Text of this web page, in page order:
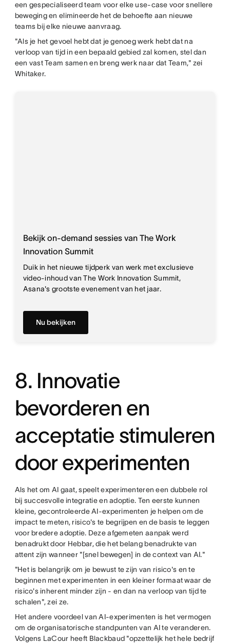
een gespecialiseerd team voor elke use-case voor snellere
beweging en elimineerde het de behoefte aan nieuwe
teams bij elke nieuwe aanvraag.
"Als je het gevoel hebt dat je genoeg werk hebt dat na
verloop van tijd in een bepaald gebied zal komen, stel dan
een vast Team samen en breng werk naar dat Team," zei
Whitaker.
Bekijk on-demand sessies van The Work
Innovation Summit
Duik in het nieuwe tijdperk van werk met exclusieve
video-inhoud van The Work Innovation Summit,
Asana's grootste evenement van het jaar.
Nu bekijken
8. Innovatie
bevorderen en
acceptatie stimuleren
door experimenten
Als het om AI gaat, speelt experimenteren een dubbele rol
bij succesvolle integratie en adoptie. Ten eerste kunnen
kleine, gecontroleerde AI-experimenten je helpen om de
impact te meten, risico's te begrijpen en de basis te leggen
voor bredere adoptie. Deze afgemeten aanpak werd
benadrukt door Hebbar, die het belang benadrukte van
attent zijn wanneer "[snel bewegen] in de context van AI."
"Het is belangrijk om je bewust te zijn van risico's en te
beginnen met experimenten in een kleiner formaat waar de
risico's inherent minder zijn - en dan na verloop van tijd te
schalen", zei ze.
Het andere voordeel van AI-experimenten is het vermogen
om de organisatorische standpunten van AI te veranderen.
Volgens LaCour heeft Blackbaud "opzettelijk het hele bedrijf